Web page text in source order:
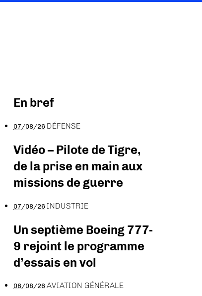
En bref
07/08/26 DÉFENSE
Vidéo – Pilote de Tigre,
de la prise en main aux
missions de guerre
07/08/26INDUSTRIE
Un septième Boeing 777-
9 rejoint le programme
d’essais en vol
06/08/26AVIATION GÉNÉRALE